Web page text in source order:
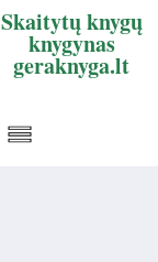
Skaitytų knygų
knygynas
geraknyga.lt